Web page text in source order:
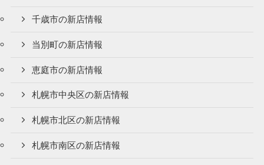
千歳市の新店情報
当別町の新店情報
恵庭市の新店情報
札幌市中央区の新店情報
札幌市北区の新店情報
札幌市南区の新店情報